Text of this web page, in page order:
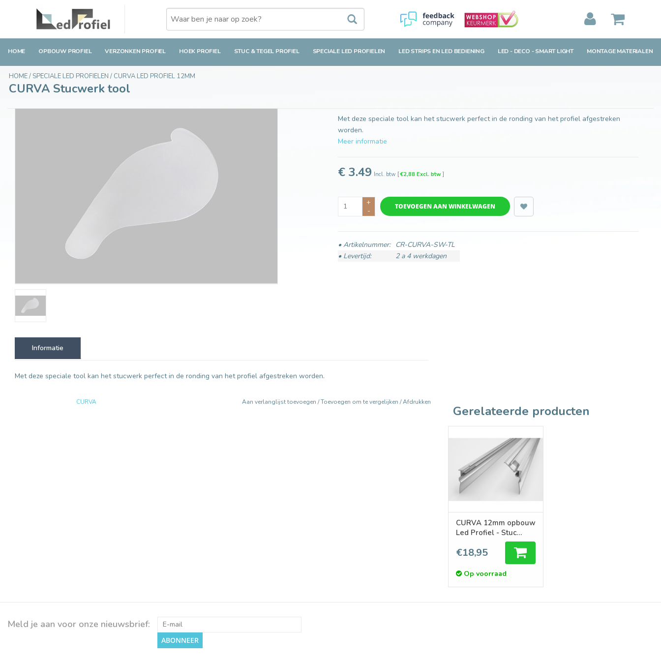
HOME OPBOUW PROFIEL VERZONKEN PROFIEL HOEK PROFIEL STUC & TEGEL PROFIEL SPECIALE LED PROFIELEN LED STRIPS EN LED BEDIENING LED - DECO - SMART LIGHT MONTAGE MATERIALEN
CURVA Stucwerk tool
HOME/ SPECIALE LED PROFIELEN / CURVA LED PROFIEL 12MM
CURVA Stucwerk tool
Met deze speciale tool kan het stucwerk perfect in de ronding van het profiel afgestreken
worden.
Meer informatie
€ 3.49 Incl. btw [€2,88 Excl. btw]
+
-
TOEVOEGEN AAN WINKELWAGEN
• Artikelnummer:
CR-CURVA-SW-TL
• Levertijd:
2 a 4 werkdagen
Informatie
Met deze speciale tool kan het stucwerk perfect in de ronding van het profiel afgestreken worden.
Gerelateerde producten
CURVA 12mm opbouw
Led Profiel - Stuc
sierlijst indirecte
verlichting.
€18,95
Op voorraad
CURVA Aan verlanglijst toevoegen /Toevoegen om te vergelijken /Afdrukken
Meld je aan voor onze nieuwsbrief:
ABONNEER